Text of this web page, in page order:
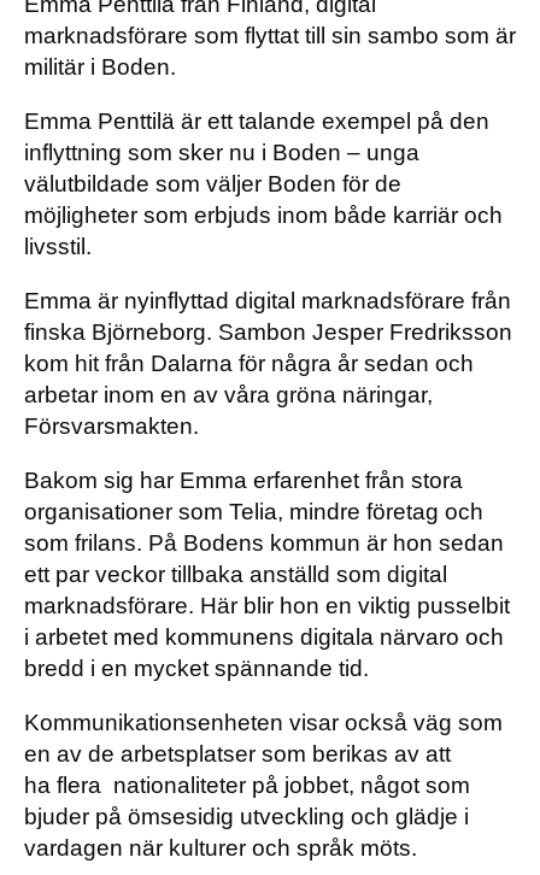
marknadsförare som flyttat till sin sambo som är
militär i Boden.
Emma Penttilä är ett talande exempel på den
inflyttning som sker nu i Boden – unga
välutbildade som väljer Boden för de
möjligheter som erbjuds inom både karriär och
livsstil.
Emma är nyinflyttad digital marknadsförare från
finska Björneborg. Sambon Jesper Fredriksson
kom hit från Dalarna för några år sedan och
arbetar inom en av våra gröna näringar,
Försvarsmakten.
Bakom sig har Emma erfarenhet från stora
organisationer som Telia, mindre företag och
som frilans. På Bodens kommun är hon sedan
ett par veckor tillbaka anställd som digital
marknadsförare. Här blir hon en viktig pusselbit
i arbetet med kommunens digitala närvaro och
bredd i en mycket spännande tid.
Kommunikationsenheten visar också väg som
en av de arbetsplatser som berikas av att
ha flera nationaliteter på jobbet, något som
bjuder på ömsesidig utveckling och glädje i
vardagen när kulturer och språk möts.